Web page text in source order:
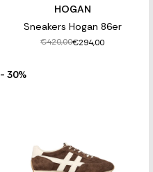
HOGAN
Sneakers Hogan 86er
€420,00€294,00
- 30%